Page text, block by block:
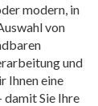
modern, in
von
und
Ihnen eine
damit Sie Ihre